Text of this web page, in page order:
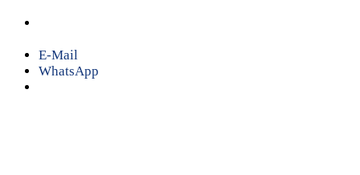
E-Mail
WhatsApp